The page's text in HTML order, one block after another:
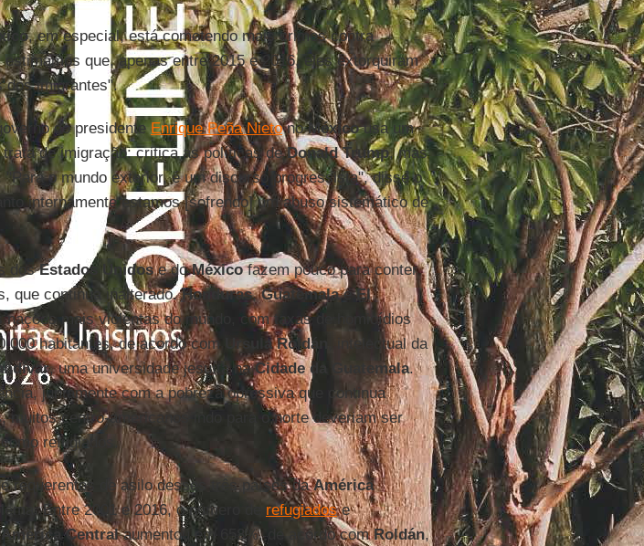
, em especial, está cometendo mais crimes contra
que, apenas entre 2015 e 2016, eles extorquiram
dos imigrantes".
do presidenteEnrique Peña NietonoMéxicousa um
trata de imigração: critica as políticas deDonald Trump, mas
o mundo exterior, é um discurso progressista", disse o
internamente estamos [sofrendo] um abuso sistemático de
dosEstados Unidose doMéxicofazem pouco para conter
que continua inalterado.Honduras,GuatemalaeEl
mais violentas do mundo, com taxas de homicídios
habitantes, de acordo com
Ursula Roldán
, intelectual da
, uma universidade jesuíta naCidade da Guatemala.
juntamente com a pobreza opressiva que continua
muitos centro-americanos indo para o norte deveriam ser
refugiados.
requerentes de asilo desses três países daAmérica
Entre 2001 e 2016, o número de refugiadose
América Centralaumentou em 658%, de acordo comRoldán,